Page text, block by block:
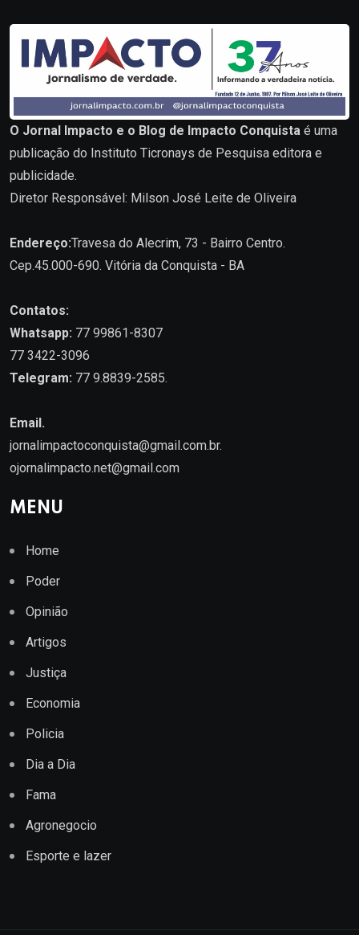
O Jornal Impacto e o Blog de Impacto Conquista é uma
publicação do Instituto Ticronays de Pesquisa editora e
publicidade.
Diretor Responsável: Milson José Leite de Oliveira
Endereço:Travesa do Alecrim, 73 - Bairro Centro.
Cep.45.000-690. Vitória da Conquista - BA
Contatos:
Whatsapp: 77 99861-8307
77 3422-3096
Telegram: 77 9.8839-2585.
Email.
jornalimpactoconquista@gmail.com.br.
ojornalimpacto.net@gmail.com
MENU
Home
Poder
Opinião
Artigos
Justiça
Economia
Policia
Dia a Dia
Fama
Agronegocio
Esporte e lazer